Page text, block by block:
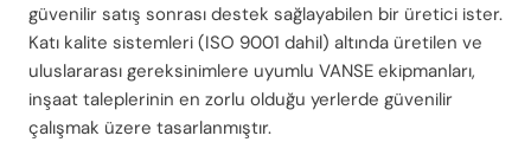
güvenilir satış sonrası destek sağlayabilen bir üretici ister.
Katı kalite sistemleri (ISO 9001 dahil) altında üretilen ve
uluslararası gereksinimlere uyumlu VANSE ekipmanları,
inşaat taleplerinin en zorlu olduğu yerlerde güvenilir
çalışmak üzere tasarlanmıştır.